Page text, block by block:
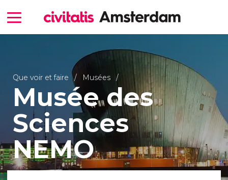
Que voir et faire Musées
Musée des
Sciences
NEMO